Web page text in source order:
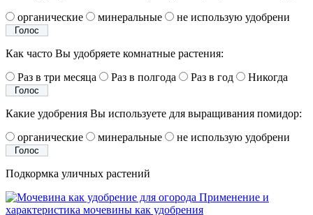
органические
минеральные не использую удобрени
Как часто Вы удобряете комнатные растения:
Раз в три месяца
Раз в полгода Раз в год Никогда
Какие удобрения Вы используете для выращивания помидор:
органические
минеральные не использую удобрени
Подкормка уличных растений
Применение и
характеристика мочевины как удобрения